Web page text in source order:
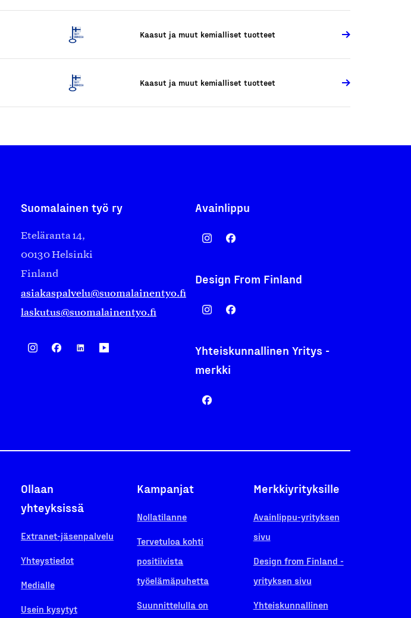
Kaasut ja muut kemialliset tuotteet
Kaasut ja muut kemialliset tuotteet
Suomalainen työ ry
Eteläranta 14,
00130 Helsinki
Finland
asiakaspalvelu@suomalainentyo.fi
laskutus@suomalainentyo.fi
Avainlippu
Design From Finland
Yhteiskunnallinen Yritys -
merkki
Ollaan
yhteyksissä
Extranet-jäsenpalvelu
Yhteystiedot
Medialle
Usein kysytyt
Kampanjat
Nollatilanne
Tervetuloa kohti
positiivista
työelämäpuhetta
Suunnittelulla on
Merkkiyrityksille
Avainlippu-yrityksen
sivu
Design from Finland -
yrityksen sivu
Yhteiskunnallinen